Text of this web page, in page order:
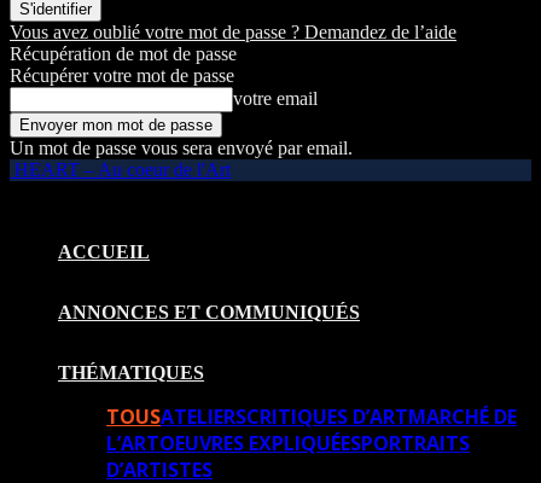
Vous avez oublié votre mot de passe ? Demandez de l’aide
Récupération de mot de passe
Récupérer votre mot de passe
votre email
Un mot de passe vous sera envoyé par email.
HEART – Au coeur de l'Art
ACCUEIL
ANNONCES ET COMMUNIQUÉS
THÉMATIQUES
TOUSATELIERSCRITIQUES D’ARTMARCHÉ DE
L’ARTOEUVRES EXPLIQUÉESPORTRAITS
D’ARTISTES